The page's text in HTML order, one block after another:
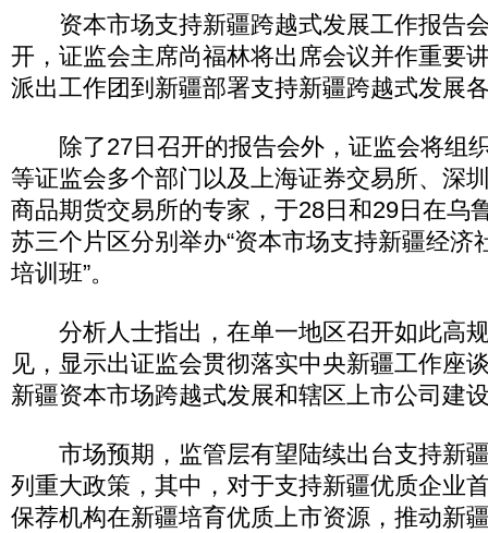
资本市场支持新疆跨越式发展工作报告
开，证监会主席尚福林将出席会议并作重要
派出工作团到新疆部署支持新疆跨越式发展
除了27日召开的报告会外，证监会将组
等证监会多个部门以及上海证券交易所、深
商品期货交易所的专家，于28日和29日在乌
苏三个片区分别举办“资本市场支持新疆经济
培训班”。
分析人士指出，在单一地区召开如此高
见，显示出证监会贯彻落实中央新疆工作座
新疆资本市场跨越式发展和辖区上市公司建
市场预期，监管层有望陆续出台支持新
列重大政策，其中，对于支持新疆优质企业
保荐机构在新疆培育优质上市资源，推动新